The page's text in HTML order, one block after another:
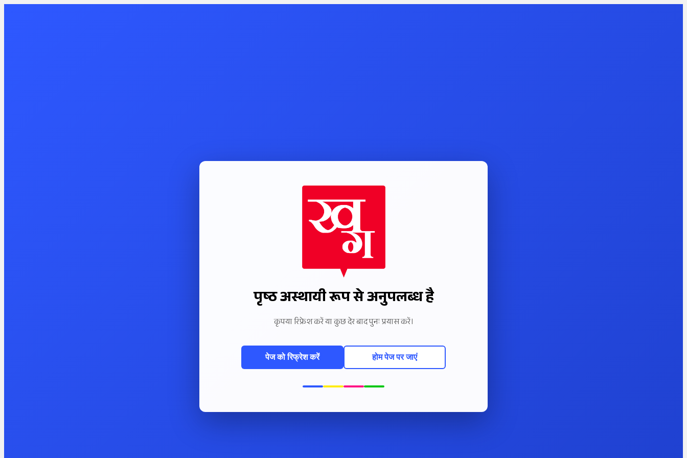
पृष्ठ अस्थायी रूप से अनुपलब्ध है
कृपया रिफ्रेश करें या कुछ देर बाद पुनः प्रयास करें।
पेज को रिफ्रेश करें होम पेज पर जाएं